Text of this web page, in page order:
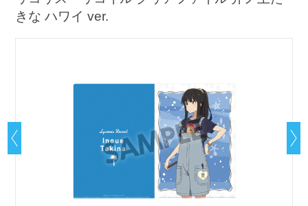
きな ハワイ ver.